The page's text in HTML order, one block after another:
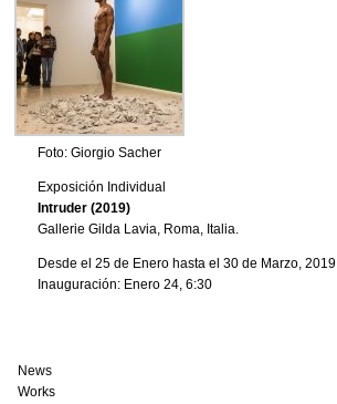
Foto: Giorgio Sacher
Exposición Individual
Intruder (2019)
Gallerie Gilda Lavia, Roma, Italia.
Desde el 25 de Enero hasta el 30 de Marzo, 2019
Inauguración: Enero 24, 6:30
News
Works